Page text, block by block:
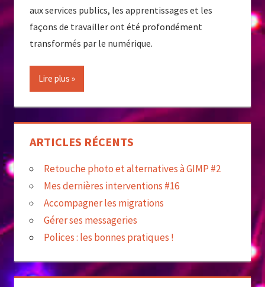
aux services publics, les apprentissages et les
façons de travailler ont été profondément
transformés par le numérique.
Lire plus
ARTICLES RÉCENTS
Retouche photo et alternatives à GIMP #2
Mes dernières interventions #16
Accompagner les migrations
Gérer ses messageries
Polices : les bonnes pratiques !